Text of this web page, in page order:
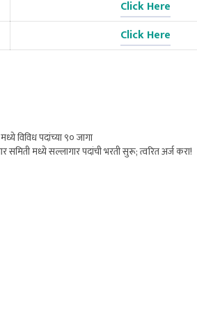
Click Here
Click Here
विविध पदांच्या ९० जागा
मध्ये सल्लागार पदांची भरती सुरू; त्वरित अर्ज करा!